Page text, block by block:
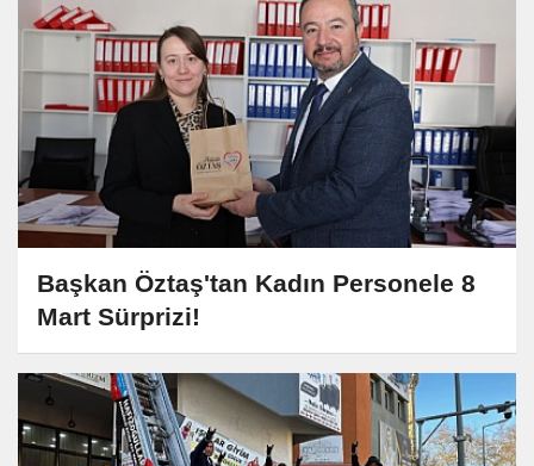
Başkan Öztaş'tan Kadın Personele 8
Mart Sürprizi!